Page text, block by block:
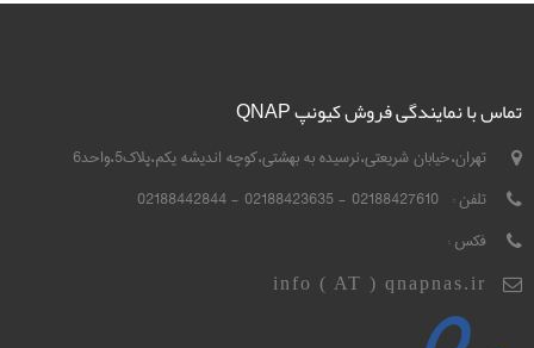
تماس با نمایندگی فروش کیونپ QNAP
تهران،خیابان شریعتی،نرسیده به بهشتی،کوچه اندیشه یکم،پلاک5،واحد6
تلفن : 02188427610 - 02188423635 - 02188442844
فکس :
info ( AT ) qnapnas.ir